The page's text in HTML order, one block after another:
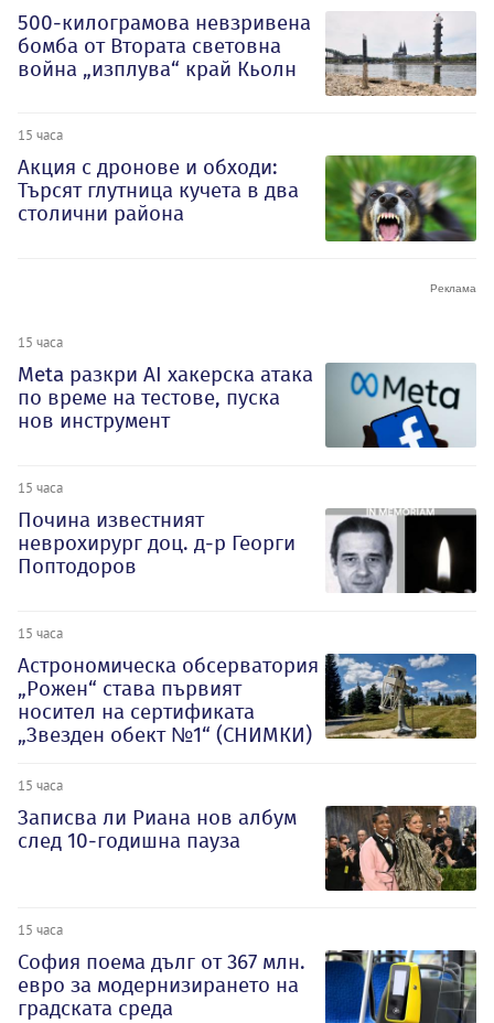
500-килограмова невзривена
бомба от Втората световна
война „изплува“ край Кьолн
15 часа
Акция с дронове и обходи:
Търсят глутница кучета в два
столични района
15 часа
Meta разкри AI хакерска атака
по време на тестове, пуска
нов инструмент
15 часа
Почина известният
неврохирург доц. д-р Георги
Поптодоров
15 часа
Астрономическа обсерватория
„Рожен“ става първият
носител на сертификата
„Звезден обект №1“ (СНИМКИ)
15 часа
Записва ли Риана нов албум
след 10-годишна пауза
15 часа
София поема дълг от 367 млн.
евро за модернизирането на
градската среда